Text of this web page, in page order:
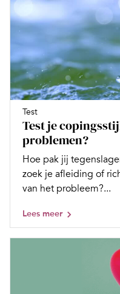
Test
Test je
problemen?
Hoe pak jij
zoek je afleiding of
van het probleem?...
Lees meer